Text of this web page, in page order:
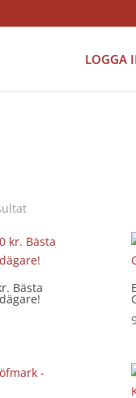
LOGGA
Bästa